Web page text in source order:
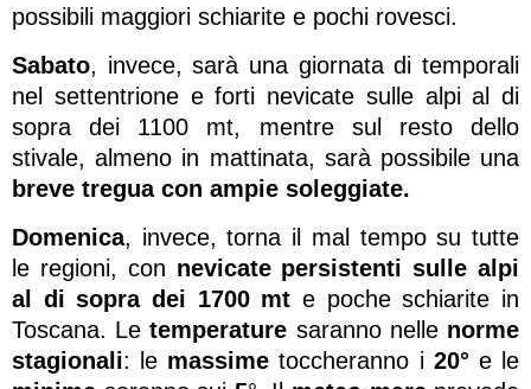
possibili maggiori schiarite e pochi rovesci.
Sabato, invece, sarà una giornata di temporali
nel settentrione e forti nevicate sulle alpi al di
sopra dei 1100 mt, mentre sul resto dello
stivale, almeno in mattinata, sarà possibile una
breve tregua con ampie soleggiate.
Domenica, invece, torna il mal tempo su tutte
le regioni, con nevicate persistenti sulle alpi
al di sopra dei 1700 mt e poche schiarite in
Toscana. Letemperature saranno nellenorme
stagionali: le massime toccheranno i 20° e le